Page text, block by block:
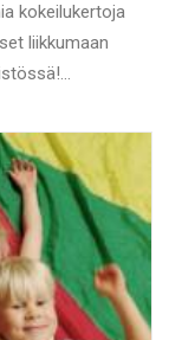
kokeilukertoja
liikkumaan